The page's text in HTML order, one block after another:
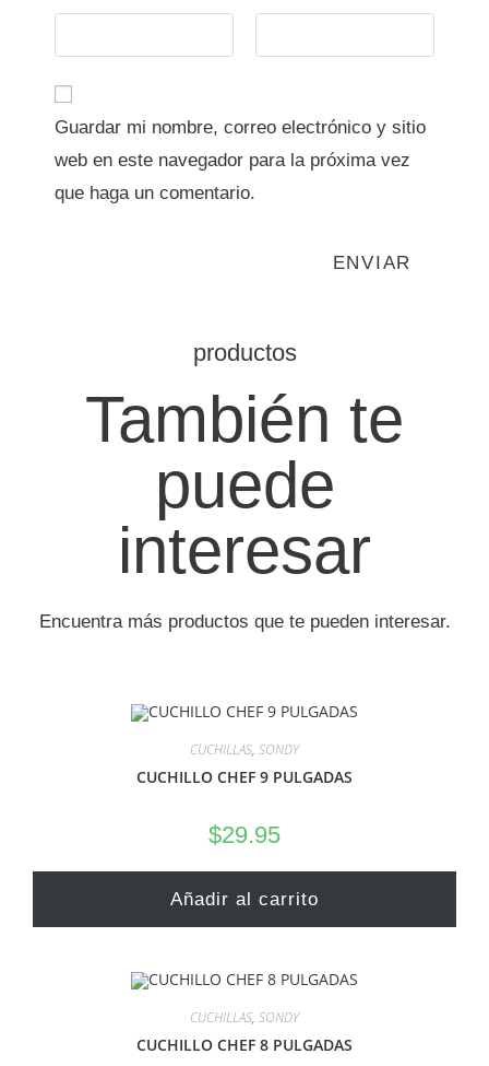
Guardar mi nombre, correo electrónico y sitio
web en este navegador para la próxima vez
que haga un comentario.
productos
También te
puede
interesar
Encuentra más productos que te pueden interesar.
CUCHILLAS, SONDY
CUCHILLO CHEF 9 PULGADAS
$29.95
Añadir al carrito
CUCHILLAS, SONDY
CUCHILLO CHEF 8 PULGADAS